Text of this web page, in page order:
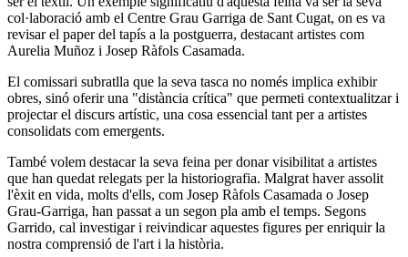
col·laboració amb el Centre Grau Garriga de Sant Cugat, on es va
revisar el paper del tapís a la postguerra, destacant artistes com
Aurelia Muñoz i Josep Ràfols Casamada.
El comissari subratlla que la seva tasca no només implica exhibir
obres, sinó oferir una "distància crítica" que permeti contextualitzar i
projectar el discurs artístic, una cosa essencial tant per a artistes
consolidats com emergents.
També volem destacar la seva feina per donar visibilitat a artistes
que han quedat relegats per la historiografia. Malgrat haver assolit
l'èxit en vida, molts d'ells, com Josep Ràfols Casamada o Josep
Grau-Garriga, han passat a un segon pla amb el temps. Segons
Garrido, cal investigar i reivindicar aquestes figures per enriquir la
nostra comprensió de l'art i la història.